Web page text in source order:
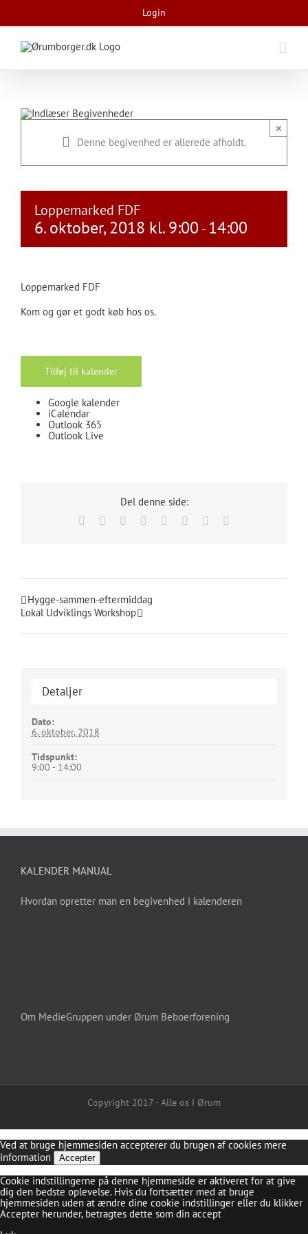
content
Login
Denne begivenhed er allerede afholdt.
×
Loppemarked FDF
6. oktober, 2018 kl. 9:00 - 14:00
Loppemarked FDF
Kom og gør et godt køb hos os.
Tilføj til kalender
Google kalender
iCalendar
Outlook 365
Outlook Live
Del denne side:
Facebook Reddit LinkedIn
TumblrPinterest
Hygge-sammen-eftermiddag
Lokal Udviklings Workshop
Detaljer
Dato:
6. oktober, 2018
Tidspunkt:
9:00 - 14:00
KALENDER MANUAL
Hvordan opretter man en begivenhed i kalenderen
Om MedieGruppen under Ørum Beboerforening
Copyright 2017 - Alle os I Ørum
Ved at bruge hjemmesiden accepterer du brugen af cookies mere
information
Accepter
Cookie indstillingerne på denne hjemmeside er aktiveret for at give
dig den bedste oplevelse. Hvis du fortsætter med at bruge
hjemmesiden uden at ændre dine cookie indstillinger eller du klikker
Accepter herunder, betragtes dette som din accept